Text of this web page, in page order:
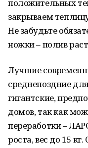
положительных
закрываем
Не забудьте
ножки – полив
Лучшие
среднепоздние
гигантские,
домов, так как
переработки –
роста, вес до 15